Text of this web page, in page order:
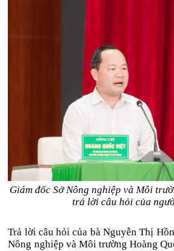
Giám đốc Sở Nông nghiệp và Môi
trả lời câu hỏi của
Trả lời câu hỏi của bà Nguyễn Thị
Nông nghiệp và Môi trường Hoàng